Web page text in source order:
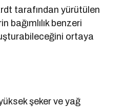
tarafından yürütülen
bağımlılık benzeri
ortaya
şeker ve yağ